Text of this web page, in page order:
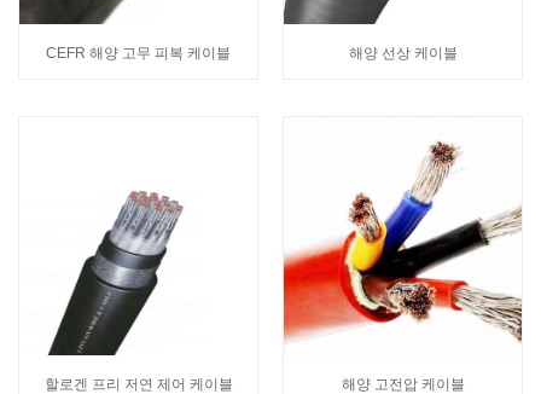
CEFR 해양 고무 피복 케이블 해양 선상 케이블
할로겐 프리 저연 제어 케이블 해양 고전압 케이블